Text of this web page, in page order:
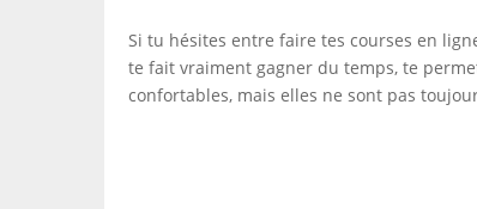
Si tu hésites entre faire tes courses en
te fait vraiment gagner du temps, te
confortables, mais elles ne sont pas